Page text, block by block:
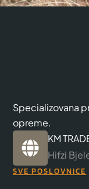
Specializovana
opreme.
KM
Hifzi
SVE POSLOVNICE